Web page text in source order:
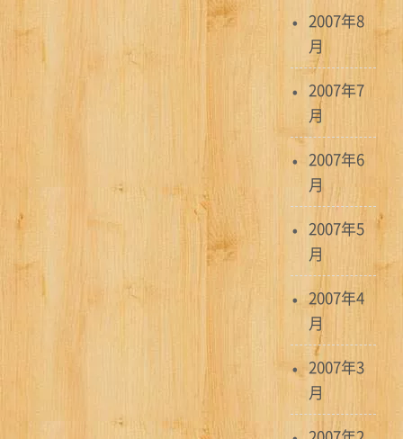
2007年8
月
2007年7
月
2007年6
月
2007年5
月
2007年4
月
2007年3
月